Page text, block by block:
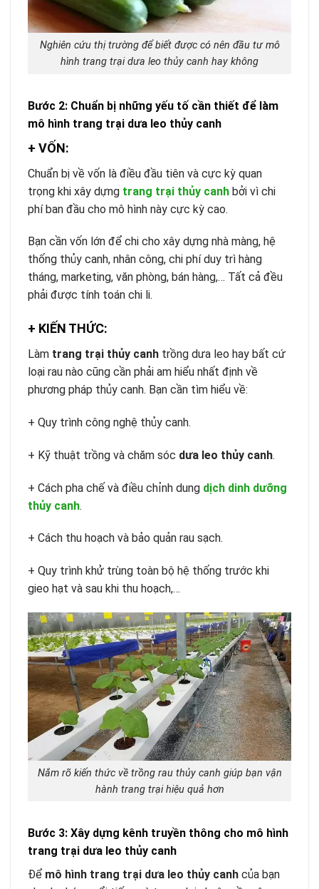
Nghiên cứu thị trường để biết được có nên đầu tư mô
hình trang trại dưa leo thủy canh hay không
Bước 2: Chuẩn bị những yếu tố cần thiết để làm
mô hình trang trại dưa leo thủy canh
+ VỐN:
Chuẩn bị về vốn là điều đầu tiên và cực kỳ quan
trọng khi xây dựng trang trại thủy canh bởi vì chi
phí ban đầu cho mô hình này cực kỳ cao.
Bạn cần vốn lớn để chi cho xây dựng nhà màng, hệ
thống thủy canh, nhân công, chi phí duy trì hàng
tháng, marketing, văn phòng, bán hàng,… Tất cả đều
phải được tính toán chi li.
+ KIẾN THỨC:
Làm trang trại thủy canh trồng dưa leo hay bất cứ
loại rau nào cũng cần phải am hiểu nhất định về
phương pháp thủy canh. Bạn cần tìm hiểu về:
+ Quy trình công nghệ thủy canh.
+ Kỹ thuật trồng và chăm sóc dưa leo thủy canh.
+ Cách pha chế và điều chỉnh dung dịch dinh dưỡng
thủy canh.
+ Cách thu hoạch và bảo quản rau sạch.
+ Quy trình khử trùng toàn bộ hệ thống trước khi
gieo hạt và sau khi thu hoạch,…
Nắm rõ kiến thức về trồng rau thủy canh giúp bạn vận
hành trang trại hiệu quả hơn
Bước 3: Xây dựng kênh truyền thông cho mô hình
trang trại dưa leo thủy canh
Để mô hình trang trại dưa leo thủy canh của bạn